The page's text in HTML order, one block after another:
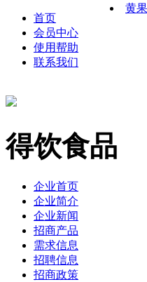
首页
会员中心
使用帮助
联系我们
得饮食品
企业首页
企业简介
企业新闻
招商产品
需求信息
招聘信息
招商政策
黄